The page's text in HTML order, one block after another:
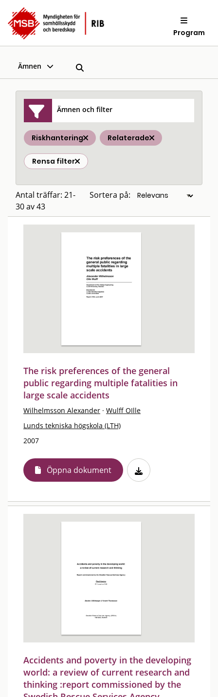
Program
Ämnen
Ämnen och filter
Riskhantering Relaterade
Rensa filter
Antal träffar: 21-
30 av 43
Sortera på:
The risk preferences of the general
public regarding multiple fatalities in
large scale accidents
Wilhelmsson Alexander · Wulff OIlle
Lunds tekniska högskola (LTH)
2007
Öppna dokument
Accidents and poverty in the developing
world: a review of current research and
thinking :report commissioned by the